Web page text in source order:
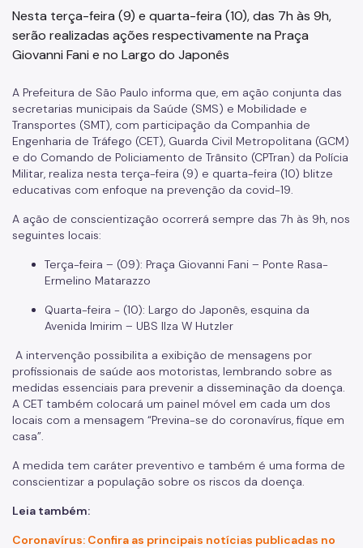
Nesta terça-feira (9) e quarta-feira (10), das 7h às 9h,
serão realizadas ações respectivamente na Praça
Giovanni Fani e no Largo do Japonês
A Prefeitura de São Paulo informa que, em ação conjunta das
secretarias municipais da Saúde (SMS) e Mobilidade e
Transportes (SMT), com participação da Companhia de
Engenharia de Tráfego (CET), Guarda Civil Metropolitana (GCM)
e do Comando de Policiamento de Trânsito (CPTran) da Polícia
Militar, realiza nesta terça-feira (9) e quarta-feira (10) blitze
educativas com enfoque na prevenção da covid-19.
A ação de conscientização ocorrerá sempre das 7h às 9h, nos
seguintes locais:
Terça-feira – (09): Praça Giovanni Fani – Ponte Rasa-
Ermelino Matarazzo
Quarta-feira - (10): Largo do Japonês, esquina da
Avenida Imirim – UBS Ilza W Hutzler
A intervenção possibilita a exibição de mensagens por
profissionais de saúde aos motoristas, lembrando sobre as
medidas essenciais para prevenir a disseminação da doença.
A CET também colocará um painel móvel em cada um dos
locais com a mensagem “Previna-se do coronavírus, fique em
casa”.
A medida tem caráter preventivo e também é uma forma de
conscientizar a população sobre os riscos da doença.
Leia também:
Coronavírus: Confira as principais notícias publicadas no